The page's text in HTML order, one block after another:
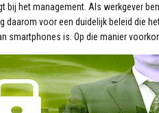
bij het management. Als werkgever
daarom voor een duidelijk beleid die
smartphones is. Op die manier